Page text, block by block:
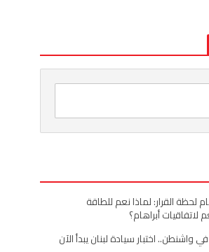
لحظة القرار: لماذا نعم للطاقة
لاتفاقيات أبراهام؟
اختبار سيادة لبنان يبدأ الآن